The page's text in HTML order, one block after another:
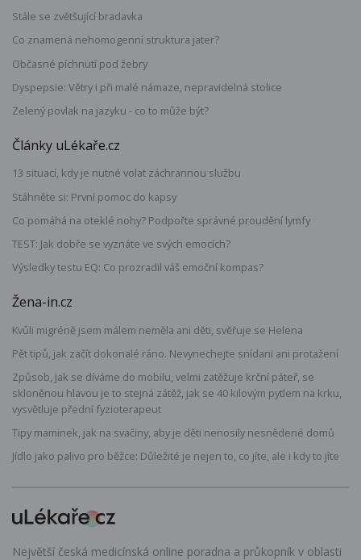
Stále se zvětšující bradavka
Co znamená nehomogenní struktura jater?
Občasné píchnutí pod žebry
Dyspepsie: Větry i při malé námaze, nepravidelná stolice
Zelený povlak na jazyku - co to může být?
Články uLékaře.cz
13 situací, kdy je nutné volat záchrannou službu
Stáhněte si: První pomoc do kapsy
Co pomáhá na oteklé nohy? Podpořte správné proudění lymfy
TEST: Jak dobře se vyznáte ve svých emocích?
Výsledky testu EQ: Co prozradil váš emoční kompas?
Žena-in.cz
Kvůli migréně jsem málem neměla ani děti, svěřuje se Helena
Pět tipů, jak začít dokonalé ráno. Nevynechejte snídani ani protažení
Způsob, jak se díváme do mobilu, velmi zatěžuje krční páteř, se
skloněnou hlavou je to stejná zátěž, jak se 40 kilovým pytlem na krku,
vysvětluje přední fyzioterapeut
Tipy maminek, jak na svačiny, aby je děti nenosily nesnědené domů
Jídlo jako palivo pro běžce: Důležité je nejen to, co jíte, ale i kdy to jíte
Největší česká medicínská online poradna a průkopník v oblasti